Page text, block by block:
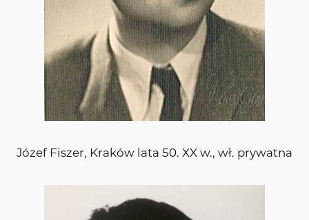
Józef Fiszer, Kraków lata 50. XX w., wł. prywatna